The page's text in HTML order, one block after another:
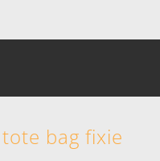
bag fixie